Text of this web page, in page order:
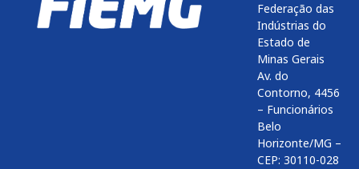
Federação das
Indústrias do
Estado de
Minas Gerais
Av. do
Contorno, 4456
– Funcionários
Belo
Horizonte/MG –
CEP: 30110-028